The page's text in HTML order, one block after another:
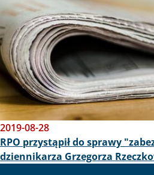
2019-08-28
RPO przystąpił do sprawy
dziennikarza Grzegorza